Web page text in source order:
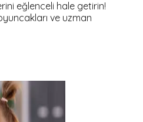
eğlenceli hale getirin!
ve uzman